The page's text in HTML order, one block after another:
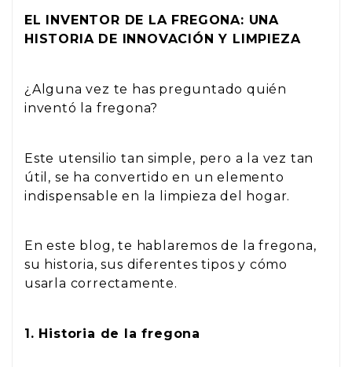
EL INVENTOR DE LA FREGONA: UNA
HISTORIA DE INNOVACIÓN Y LIMPIEZA
¿Alguna vez te has preguntado quién
inventó la fregona?
Este utensilio tan simple, pero a la vez tan
útil, se ha convertido en un elemento
indispensable en la limpieza del hogar.
En este blog, te hablaremos de la fregona,
su historia, sus diferentes tipos y cómo
usarla correctamente.
1. Historia de la fregona